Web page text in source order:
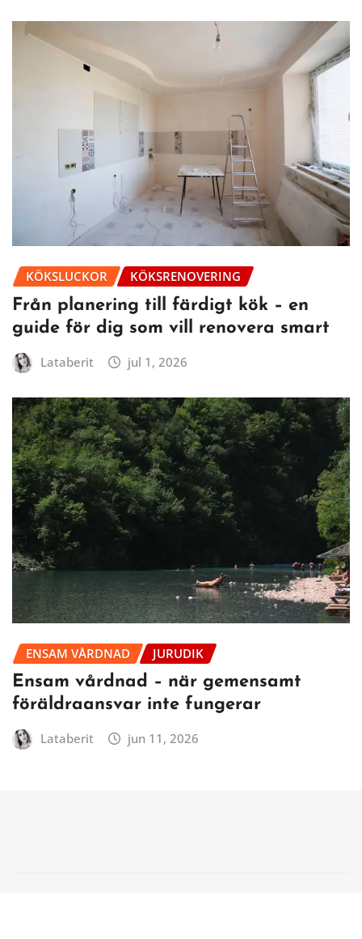
KÖKSLUCKOR KÖKSRENOVERING
Från planering till färdigt kök – en
guide för dig som vill renovera smart
Lataberit jul 1, 2026
ENSAM VÅRDNAD JURUDIK
Ensam vårdnad – när gemensamt
föräldraansvar inte fungerar
Lataberit jun 11, 2026